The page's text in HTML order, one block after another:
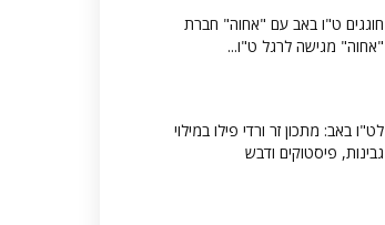
חוגגים ט"ו באב עם "אחוה" חברת
"אחוה" מגישה לרגל ט"ו...
לט"ו באב: מתכון זר ורדי פילו במילוי
גבינות, פיסטוקים ודבש